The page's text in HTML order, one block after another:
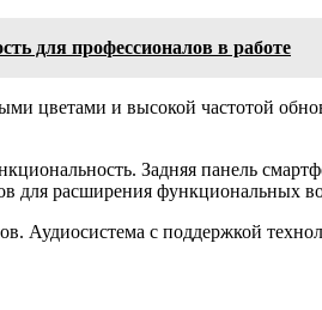
для профессионалов в работе
цветами и высокой частотой
Задняя панель
для расширения функциональных
Аудиосистема с поддержкой